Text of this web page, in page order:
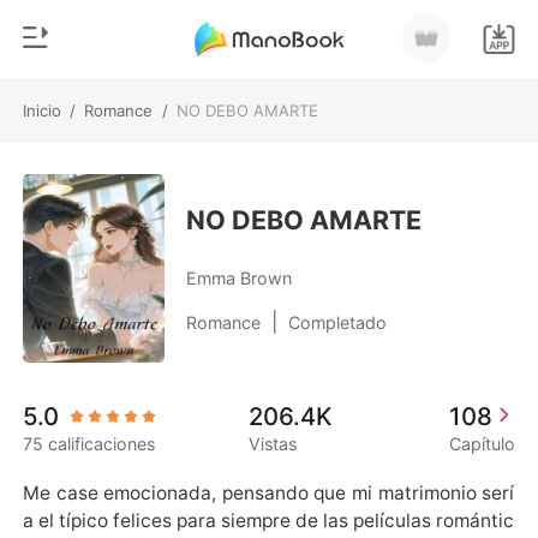
Inicio / Romance / NO DEBO AMARTE
Recargar
Historia
Salir
Instalar APP
Género
Moderno
Hombre Lobo
Cuentos
Urbano
NO DEBO AMARTE
Emma Brown
Romance Completado
5.0
75 calificaciones
206.4K
Vistas
108
Capítulo
Me case emocionada, pensando que mi matrimonio serí
a el típico felices para siempre de las películas romántic